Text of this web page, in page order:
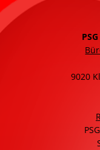
9020